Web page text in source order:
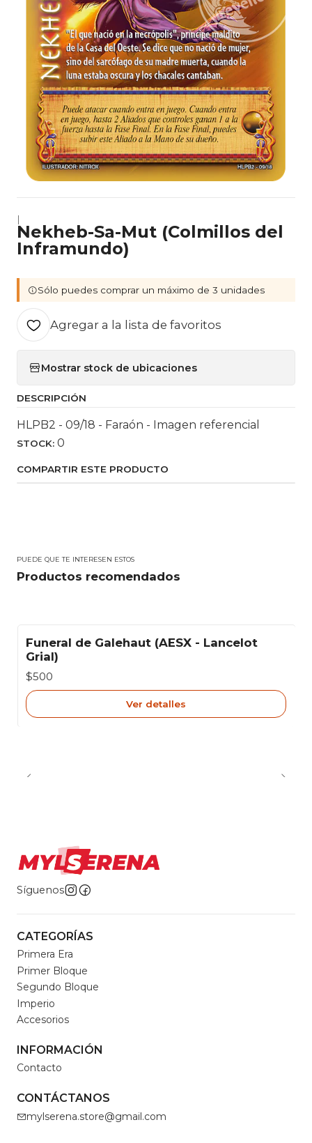
|
Nekheb-Sa-Mut (Colmillos del
Inframundo)
Sólo puedes comprar un máximo de 3 unidades
Agregar a la lista de favoritos
Mostrar stock de ubicaciones
DESCRIPCIÓN
HLPB2 - 09/18 - Faraón - Imagen referencial
STOCK: 0
COMPARTIR ESTE PRODUCTO
PUEDE QUE TE INTERESEN ESTOS
Productos recomendados
Agotado
Funeral de Galehaut (AESX - Lancelot
Grial)
$500
Ver detalles
Síguenos
CATEGORÍAS
Primera Era
Primer Bloque
Segundo Bloque
Imperio
Accesorios
INFORMACIÓN
Contacto
CONTÁCTANOS
mylserena.store@gmail.com